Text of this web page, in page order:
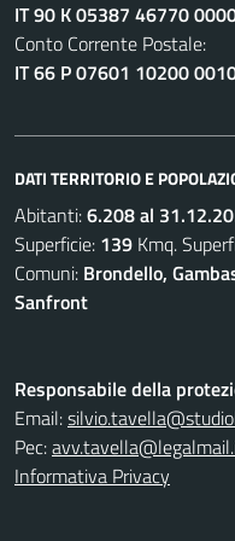
IT 90 K 05387 46770
Conto Corrente Postale:
IT 66 P 07601 10200
DATI TERRITORIO E
Abitanti:6.208 al
Superficie: 139 Kmq.
Comuni: Brondello,
Sanfront
Responsabile della
Email:
Pec:
Informativa Privacy